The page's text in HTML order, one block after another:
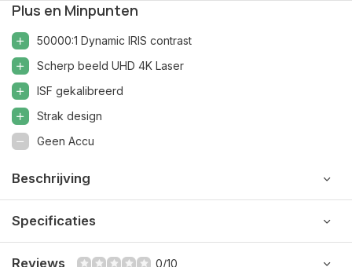
Plus en Minpunten
50000:1 Dynamic IRIS contrast
Scherp beeld UHD 4K Laser
ISF gekalibreerd
Strak design
Geen Accu
Beschrijving
Specificaties
Reviews 0/10